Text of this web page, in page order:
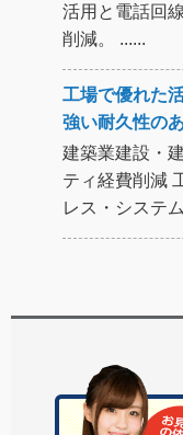
活用と電話回
削減。 ......
工場で優れた
強い耐久性の
建築業建設・
ティ経費削減
レス・システ